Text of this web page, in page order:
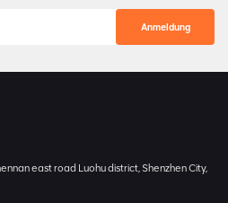
east road Luohu district, Shenzhen City,